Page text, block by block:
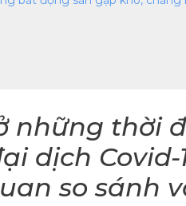
những thời
dịch
so sánh